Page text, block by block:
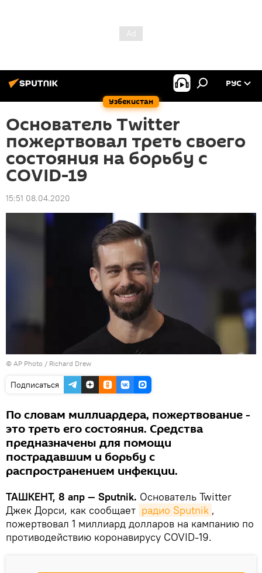
Узбекистан
РУС
Основатель Twitter
пожертвовал треть своего
состояния на борьбу с
COVID-19
15:51 08.04.2020
© AP Photo / Richard Drew
Подписаться
По словам миллиардера, пожертвование -
это треть его состояния. Средства
предназначены для помощи
пострадавшим и борьбу с
распространением инфекции.
ТАШКЕНТ, 8 апр — Sputnik. Основатель Twitter
Джек Дорси, как сообщает радио Sputnik ,
пожертвовал 1 миллиард долларов на кампанию по
противодействию коронавирусу COVID-19.